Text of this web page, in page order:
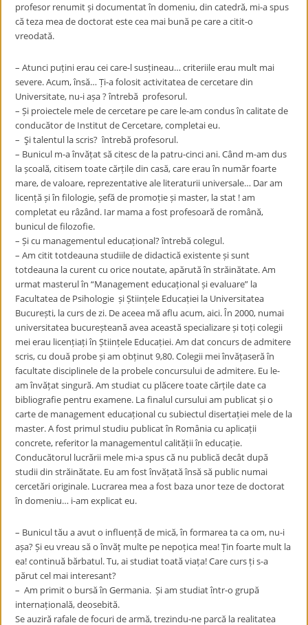
profesor renumit și documentat în domeniu, din catedră, mi-a spus
că teza mea de doctorat este cea mai bună pe care a citit-o
vreodată.
– Atunci puțini erau cei care-l susțineau… criteriile erau mult mai
severe. Acum, însă… Ți-a folosit activitatea de cercetare din
Universitate, nu-i așa ? întrebă profesorul.
– Și proiectele mele de cercetare pe care le-am condus în calitate de
conducător de Institut de Cercetare, completai eu.
– Şi talentul la scris? întrebă profesorul.
– Bunicul m-a învățat să citesc de la patru-cinci ani. Când m-am dus
la școală, citisem toate cărțile din casă, care erau în număr foarte
mare, de valoare, reprezentative ale literaturii universale… Dar am
licență și în filologie, șefă de promoție și master, la stat ! am
completat eu râzând. Iar mama a fost profesoară de română,
bunicul de filozofie.
– Și cu managementul educațional? întrebă colegul.
– Am citit totdeauna studiile de didactică existente și sunt
totdeauna la curent cu orice noutate, apărută în străinătate. Am
urmat masterul în “Management educațional și evaluare” la
Facultatea de Psihologie și Științele Educației la Universitatea
București, la curs de zi. De aceea mă aflu acum, aici. În 2000, numai
universitatea bucureșteană avea această specializare și toți colegii
mei erau licențiați în Științele Educației. Am dat concurs de admitere
scris, cu două probe și am obținut 9,80. Colegii mei învățaseră în
facultate disciplinele de la probele concursului de admitere. Eu le-
am învățat singură. Am studiat cu plăcere toate cărțile date ca
bibliografie pentru examene. La finalul cursului am publicat și o
carte de management educațional cu subiectul disertației mele de la
master. A fost primul studiu publicat în România cu aplicații
concrete, referitor la managementul calității în educație.
Conducătorul lucrării mele mi-a spus că nu publică decât după
studii din străinătate. Eu am fost învățată însă să public numai
cercetări originale. Lucrarea mea a fost baza unor teze de doctorat
în domeniu… i-am explicat eu.
– Bunicul tău a avut o influență de mică, în formarea ta ca om, nu-i
așa? Și eu vreau să o învăț multe pe nepoțica mea! Țin foarte mult la
ea! continuă bărbatul. Tu, ai studiat toată viața! Care curs ți s-a
părut cel mai interesant?
– Am primit o bursă în Germania. Și am studiat într-o grupă
internațională, deosebită.
Se auziră rafale de focuri de armă, trezindu-ne parcă la realitatea